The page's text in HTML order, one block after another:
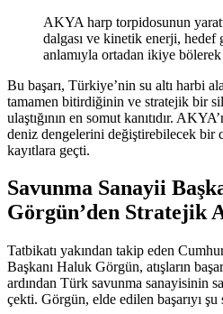
AKYA harp torpidosunun
dalgası ve kinetik enerji,
anlamıyla ortadan ikiye
Bu başarı, Türkiye’nin su altı harbi
tamamen bitirdiğinin ve stratejik bir
ulaştığının en somut kanıtıdır.
deniz dengelerini değiştirebilecek bir
kayıtlara geçti.
Savunma Sanayii
Görgün’den Stratejik
Tatbikatı yakından takip eden
Başkanı Haluk Görgün, atışların
ardından Türk savunma sanayisinin
çekti. Görgün, elde edilen başarıyı